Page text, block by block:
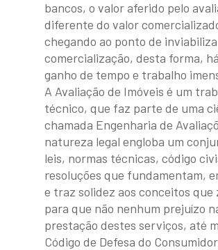
bancos, o valor aferido pelo
diferente do valor
chegando ao ponto de
comercialização, desta forma,
ganho de tempo e trabalho
A Avaliação de Imóveis é um
técnico, que faz parte de uma
chamada Engenharia de
natureza legal engloba um
leis, normas técnicas, código
resoluções que fundamentam,
e traz solidez aos conceitos que
para que não nenhum prejuízo
prestação destes serviços, até
Código de Defesa do